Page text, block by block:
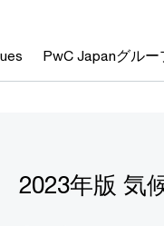
PwC Japanグルー
2023年版 気